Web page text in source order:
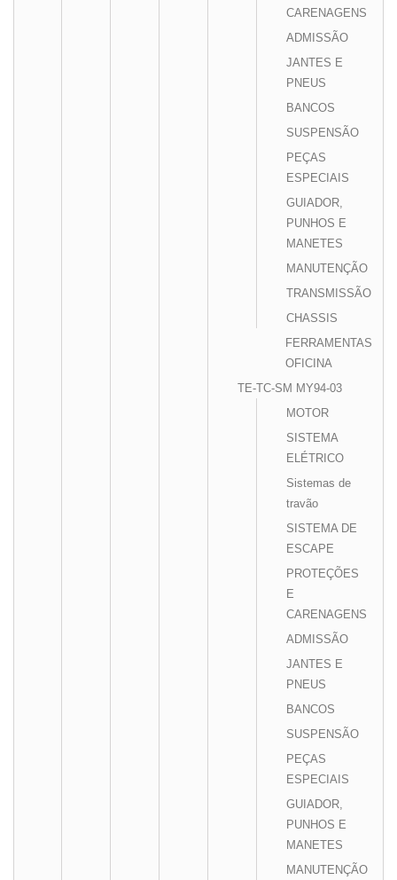
CARENAGENS
ADMISSÃO
JANTES E
PNEUS
BANCOS
SUSPENSÃO
PEÇAS
ESPECIAIS
GUIADOR,
PUNHOS E
MANETES
MANUTENÇÃO
TRANSMISSÃO
CHASSIS
FERRAMENTAS
OFICINA
TE-TC-SM MY94-03
MOTOR
SISTEMA
ELÉTRICO
Sistemas de
travão
SISTEMA DE
ESCAPE
PROTEÇÕES
E
CARENAGENS
ADMISSÃO
JANTES E
PNEUS
BANCOS
SUSPENSÃO
PEÇAS
ESPECIAIS
GUIADOR,
PUNHOS E
MANETES
MANUTENÇÃO